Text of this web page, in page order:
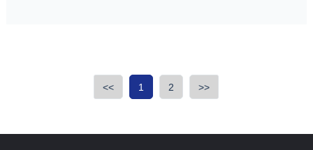
<< 1 2 >>